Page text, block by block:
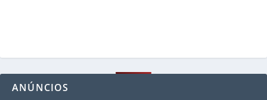
ANÚNCIOS